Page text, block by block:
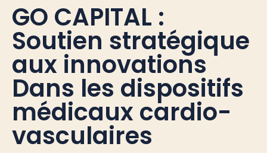
GO CAPITAL :
Soutien stratégique
aux innovations
Dans les dispositifs
médicaux cardio-
vasculaires